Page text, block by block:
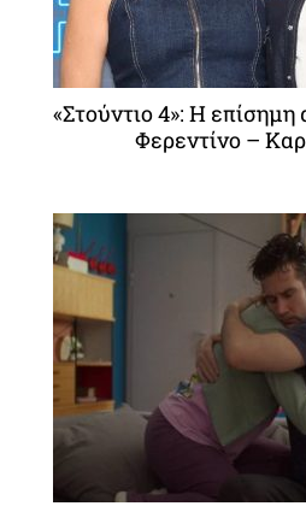
«Στούντιο 4»: Η
Φερεντίνο –